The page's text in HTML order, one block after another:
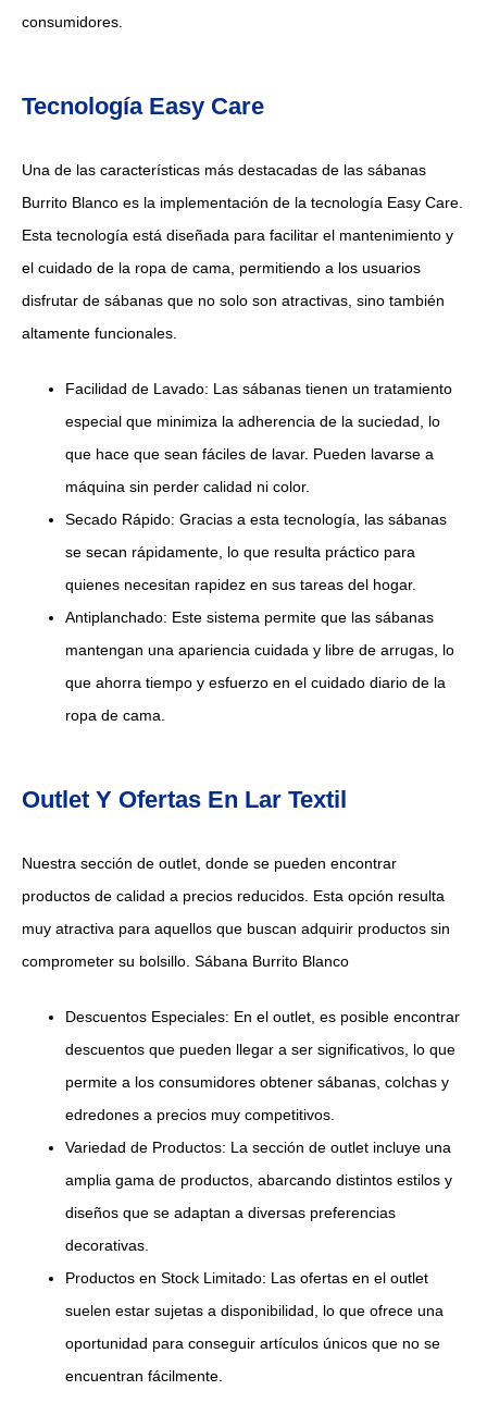
consumidores.
Tecnología Easy Care
Una de las características más destacadas de las sábanas
Burrito Blanco es la implementación de la tecnología Easy Care.
Esta tecnología está diseñada para facilitar el mantenimiento y
el cuidado de la ropa de cama, permitiendo a los usuarios
disfrutar de sábanas que no solo son atractivas, sino también
altamente funcionales.
Facilidad de Lavado: Las sábanas tienen un tratamiento
especial que minimiza la adherencia de la suciedad, lo
que hace que sean fáciles de lavar. Pueden lavarse a
máquina sin perder calidad ni color.
Secado Rápido: Gracias a esta tecnología, las sábanas
se secan rápidamente, lo que resulta práctico para
quienes necesitan rapidez en sus tareas del hogar.
Antiplanchado: Este sistema permite que las sábanas
mantengan una apariencia cuidada y libre de arrugas, lo
que ahorra tiempo y esfuerzo en el cuidado diario de la
ropa de cama.
Outlet Y Ofertas En Lar Textil
Nuestra sección de outlet, donde se pueden encontrar
productos de calidad a precios reducidos. Esta opción resulta
muy atractiva para aquellos que buscan adquirir productos sin
comprometer su bolsillo. Sábana Burrito Blanco
Descuentos Especiales: En el outlet, es posible encontrar
descuentos que pueden llegar a ser significativos, lo que
permite a los consumidores obtener sábanas, colchas y
edredones a precios muy competitivos.
Variedad de Productos: La sección de outlet incluye una
amplia gama de productos, abarcando distintos estilos y
diseños que se adaptan a diversas preferencias
decorativas.
Productos en Stock Limitado: Las ofertas en el outlet
suelen estar sujetas a disponibilidad, lo que ofrece una
oportunidad para conseguir artículos únicos que no se
encuentran fácilmente.